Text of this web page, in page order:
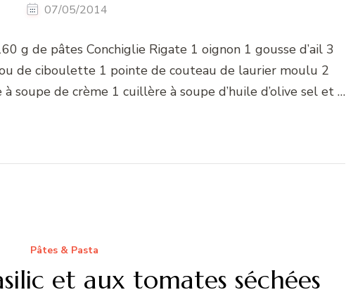
07/05/2014
g de pâtes Conchiglie Rigate 1 oignon 1 gousse d’ail 3
de ciboulette 1 pointe de couteau de laurier moulu 2
soupe de crème 1 cuillère à soupe d’huile d’olive sel et …
Pâtes & Pasta
et aux tomates séchées